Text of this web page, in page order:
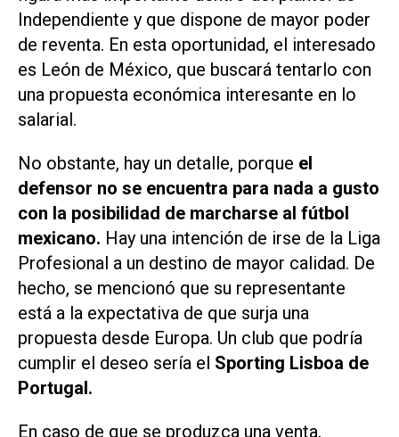
Independiente y que dispone de mayor poder
de reventa. En esta oportunidad, el interesado
es León de México, que buscará tentarlo con
una propuesta económica interesante en lo
salarial.
No obstante, hay un detalle, porque el
defensor no se encuentra para nada a gusto
con la posibilidad de marcharse al fútbol
mexicano. Hay una intención de irse de la Liga
Profesional a un destino de mayor calidad. De
hecho, se mencionó que su representante
está a la expectativa de que surja una
propuesta desde Europa. Un club que podría
cumplir el deseo sería el Sporting Lisboa de
Portugal.
En caso de que se produzca una venta,